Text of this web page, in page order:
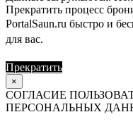
Прекратить процесс
PortalSaun.ru быстро и
для вас.
Прекратить
×
СОГЛАСИЕ
ПЕРСОНАЛЬНЫХ